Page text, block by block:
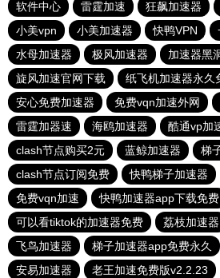
软件中心
雷霆加速 狂飙加速器
小美vpn
小美加速器 快鸭VPN
水母加速器
极风加速器 加速器黑
旋风加速官网下载
纸飞机加速器永久
安心免费加速器
免费vqn加速外网
雷霆加器速
海鸥加速器
酷通vp加
clash节点购买2元
蓝鲸加速器
梯
clash节点订阅免费
快鸭梯子加速器
免费vqn加速
快鸭加速器app下载免费
可以看tiktok的加速器免费
荔枝加速器
飞鸟加速器
梯子加速器app免费永久
安易加速器
老王加速免费版v2.2.23